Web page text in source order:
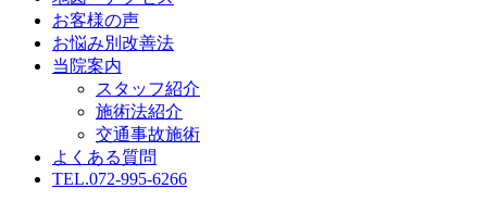
お客様の声
お悩み別改善法
当院案内
スタッフ紹介
施術法紹介
交通事故施術
よくある質問
TEL.072-995-6266